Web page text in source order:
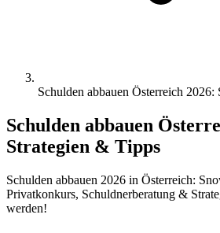
Schulden abbauen Österreich
Schulden abbauen
Strategien & Tipps
Schulden abbauen 2026 in Österreich:
Privatkonkurs, Schuldnerberatung &
werden!